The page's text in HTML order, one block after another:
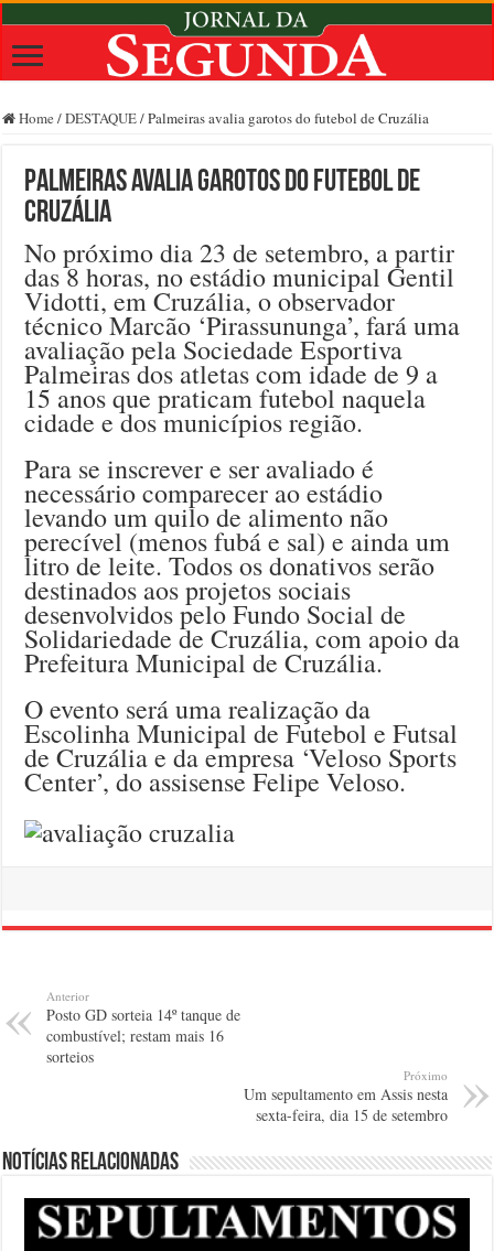
Home /DESTAQUE/Palmeiras avalia garotos do futebol de Cruzália
Palmeiras avalia garotos do futebol de
Cruzália
No próximo dia 23 de setembro, a partir
das 8 horas, no estádio municipal Gentil
Vidotti, em Cruzália, o observador
técnico Marcão ‘Pirassununga’, fará uma
avaliação pela Sociedade Esportiva
Palmeiras dos atletas com idade de 9 a
15 anos que praticam futebol naquela
cidade e dos municípios região.
Para se inscrever e ser avaliado é
necessário comparecer ao estádio
levando um quilo de alimento não
perecível (menos fubá e sal) e ainda um
litro de leite. Todos os donativos serão
destinados aos projetos sociais
desenvolvidos pelo Fundo Social de
Solidariedade de Cruzália, com apoio da
Prefeitura Municipal de Cruzália.
O evento será uma realização da
Escolinha Municipal de Futebol e Futsal
de Cruzália e da empresa ‘Veloso Sports
Center’, do assisense Felipe Veloso.
Anterior
Posto GD sorteia 14º tanque de
combustível; restam mais 16
sorteios
Próximo
Um sepultamento em Assis nesta
sexta-feira, dia 15 de setembro
Notícias relacionadas